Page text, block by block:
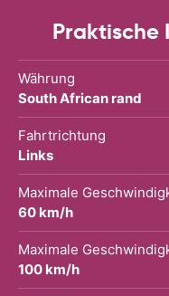
Praktische
Währung
South African rand
Fahrtrichtung
Links
Maximale
60 km/h
Maximale
100 km/h